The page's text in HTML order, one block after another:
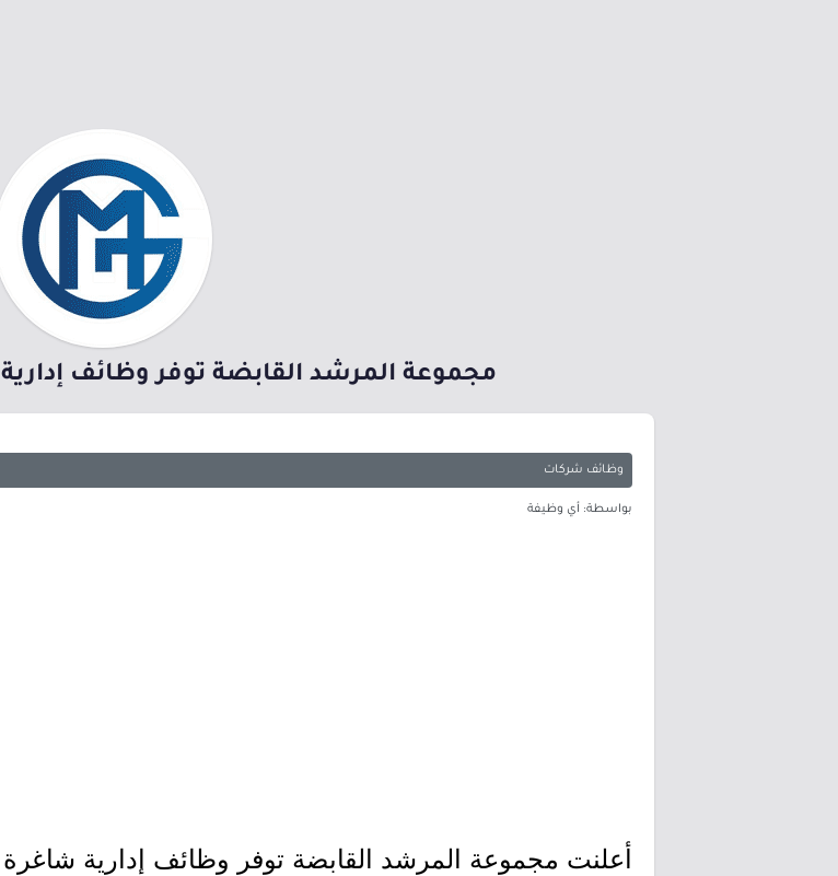
مجموعة المرشد القابضة توفر وظائف
وظائف شركات
بواسطة: أي وظيفة
أعلنت مجموعة المرشد القابضة توفر وظائف إدارية